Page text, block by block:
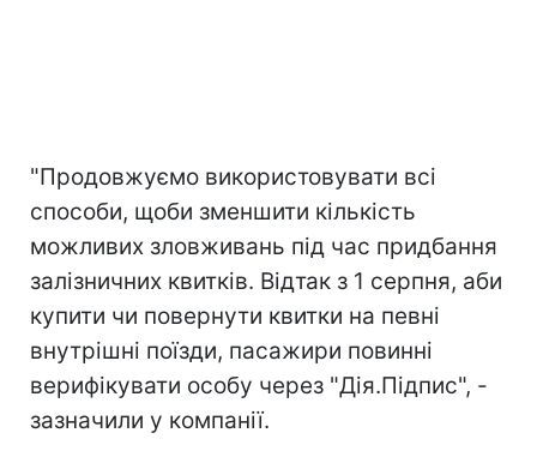
"Продовжуємо використовувати всі
способи, щоби зменшити кількість
можливих зловживань під час придбання
залізничних квитків. Відтак з 1 серпня, аби
купити чи повернути квитки на певні
внутрішні поїзди, пасажири повинні
верифікувати особу через "Дія.Підпис", -
зазначили у компанії.